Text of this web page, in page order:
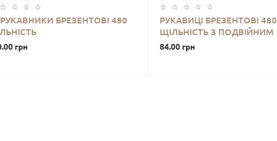
БРЕЗЕНТОВІ 480
грн
РУКАВИЦІ БРЕЗЕНТОВІ 480
ЩІЛЬНІСТЬ З ПОДВІЙНИМ
НАДОЛОННИКОМ
84.00 грн